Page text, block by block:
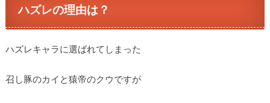
ハズレの理由は？
ハズレキャラに選ばれてしまった
召し豚のカイと猿帝のクウですが